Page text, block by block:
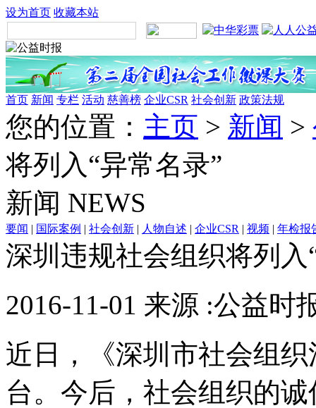
设为首页 收藏本站
首页 新闻 专栏 活动 慈善榜 企业CSR 社会创新 政策法规
您的位置： 主页 > 新闻 >
将列入“异常名录”
新闻 NEWS
要闻 | 国际案例 | 社会创新 | 人物自述 | 企业CSR | 视频 | 年检报
深圳违规社会组织将列入
2016-11-01 来源 :公益时
近日，《深圳市社会组
台。今后，社会组织的